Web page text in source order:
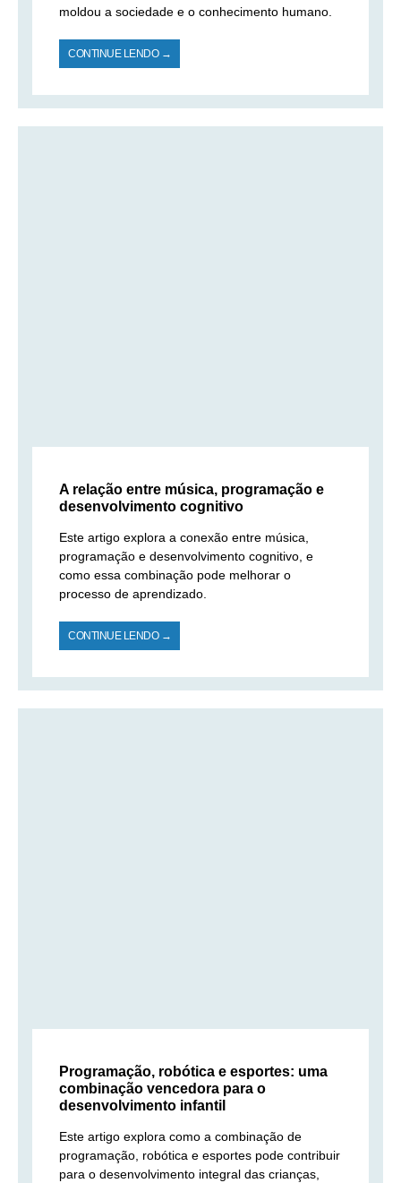
moldou a sociedade e o conhecimento humano.
CONTINUE LENDO →
A relação entre música, programação e
desenvolvimento cognitivo
Este artigo explora a conexão entre música,
programação e desenvolvimento cognitivo, e
como essa combinação pode melhorar o
processo de aprendizado.
CONTINUE LENDO →
Programação, robótica e esportes: uma
combinação vencedora para o
desenvolvimento infantil
Este artigo explora como a combinação de
programação, robótica e esportes pode contribuir
para o desenvolvimento integral das crianças,